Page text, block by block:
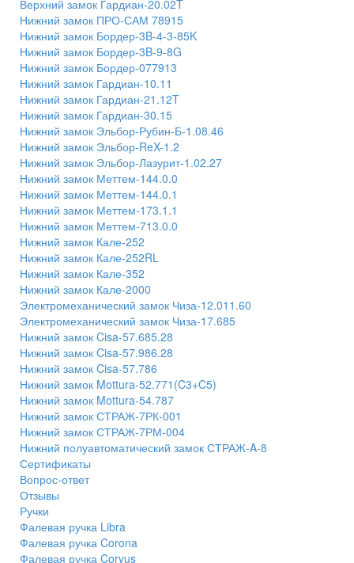
Верхний замок Гардиан-20.02T
Нижний замок ПРО-САМ 78915
Нижний замок Бордер-3B-4-3-85K
Нижний замок Бордер-3B-9-8G
Нижний замок Бордер-077913
Нижний замок Гардиан-10.11
Нижний замок Гардиан-21.12T
Нижний замок Гардиан-30.15
Нижний замок Эльбор-Рубин-Б-1.08.46
Нижний замок Эльбор-ReX-1.2
Нижний замок Эльбор-Лазурит-1.02.27
Нижний замок Меттем-144.0.0
Нижний замок Меттем-144.0.1
Нижний замок Меттем-173.1.1
Нижний замок Меттем-713.0.0
Нижний замок Кале-252
Нижний замок Кале-252RL
Нижний замок Кале-352
Нижний замок Кале-2000
Электромеханический замок Чиза-12.011.60
Электромеханический замок Чиза-17.685
Нижний замок Cisa-57.685.28
Нижний замок Cisa-57.986.28
Нижний замок Cisa-57.786
Нижний замок Mottura-52.771(C3+C5)
Нижний замок Mottura-54.787
Нижний замок СТРАЖ-7РК-001
Нижний замок СТРАЖ-7РМ-004
Нижний полуавтоматический замок СТРАЖ-A-8
Сертификаты
Вопрос-ответ
Отзывы
Ручки
Фалевая ручка Libra
Фалевая ручка Corona
Фалевая ручка Corvus